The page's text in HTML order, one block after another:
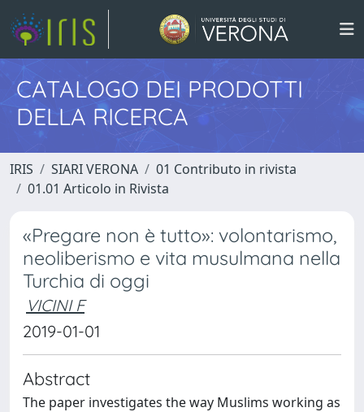
CATALOGO DEI PRODOTTI
DELLA RICERCA
IRIS SIARI VERONA
01 Contributo in rivista
01.01 Articolo in Rivista
«Pregare non è tutto»: volontarismo,
neoliberismo e vita musulmana nella
Turchia di oggi
VICINI F
2019-01-01
Abstract
The paper investigates the way Muslims working as